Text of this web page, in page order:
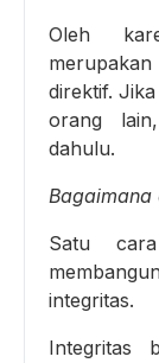
Oleh
direktif.
orang
dahulu.
Bagaimana
Satu
integritas.
Integritas